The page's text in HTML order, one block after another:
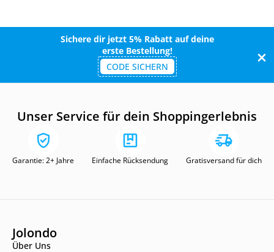
Sichere dir jetzt 5% Rabatt auf deine
erste Bestellung!
CODE SICHERN
Unser Service für dein Shoppingerlebnis
Garantie: 2+ Jahre Einfache Rücksendung Gratisversand für dich
Jolondo
Über Uns